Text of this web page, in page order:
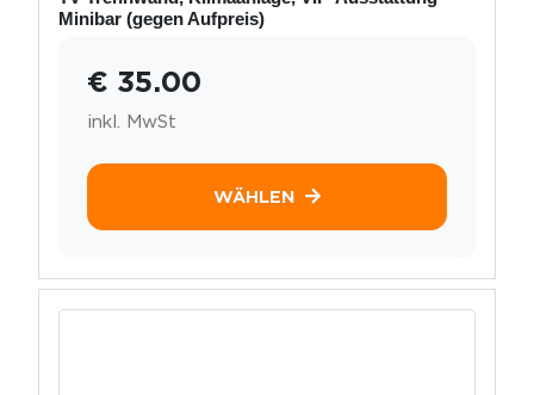
Minibar (gegen Aufpreis)
€ 35.00
inkl. MwSt
WÄHLEN